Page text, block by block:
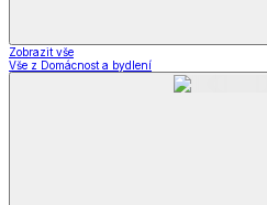
Zobrazit vše
Vše z Domácnost a bydlení